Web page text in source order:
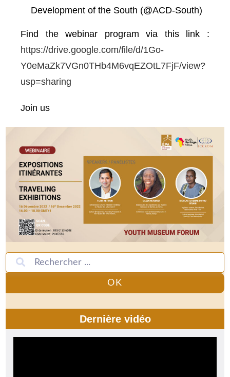
Development of the South (@ACD-South)
Find the webinar program via this link :
https://drive.google.com/file/d/1Go-
Y0eMaZk7VGn0THb4M6vqEZOtL7FjF/view?
usp=sharing
Join us
OK
Dernière vidéo